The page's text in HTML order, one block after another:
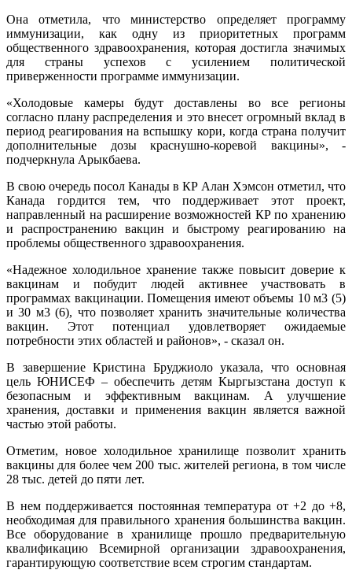
Она отметила, что министерство определяет программу
иммунизации, как одну из приоритетных программ
общественного здравоохранения, которая достигла значимых
для страны успехов с усилением политической
приверженности программе иммунизации.
«Холодовые камеры будут доставлены во все регионы
согласно плану распределения и это внесет огромный вклад в
период реагирования на вспышку кори, когда страна получит
дополнительные дозы краснушно-коревой вакцины», -
подчеркнула Арыкбаева.
В свою очередь посол Канады в КР Алан Хэмсон отметил, что
Канада гордится тем, что поддерживает этот проект,
направленный на расширение возможностей КР по хранению
и распространению вакцин и быстрому реагированию на
проблемы общественного здравоохранения.
«Надежное холодильное хранение также повысит доверие к
вакцинам и побудит людей активнее участвовать в
программах вакцинации. Помещения имеют объемы 10 м3 (5)
и 30 м3 (6), что позволяет хранить значительные количества
вакцин. Этот потенциал удовлетворяет ожидаемые
потребности этих областей и районов», - сказал он.
В завершение Кристина Бруджиоло указала, что основная
цель ЮНИСЕФ – обеспечить детям Кыргызстана доступ к
безопасным и эффективным вакцинам. А улучшение
хранения, доставки и применения вакцин является важной
частью этой работы.
Отметим, новое холодильное хранилище позволит хранить
вакцины для более чем 200 тыс. жителей региона, в том числе
28 тыс. детей до пяти лет.
В нем поддерживается постоянная температура от +2 до +8,
необходимая для правильного хранения большинства вакцин.
Все оборудование в хранилище прошло предварительную
квалификацию Всемирной организации здравоохранения,
гарантирующую соответствие всем строгим стандартам.